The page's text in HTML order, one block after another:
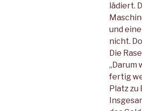
lädiert.
und
nicht.
Die
„Darum
fertig
Platz